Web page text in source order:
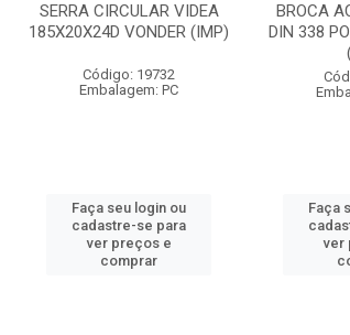
SERRA CIRCULAR VIDEA
185X20X24D VONDER (IMP)
Código: 19732
Embalagem: PC
Faça seu login ou
cadastre-se para
ver preços e
comprar
BROCA
DIN 338
Faça
ver